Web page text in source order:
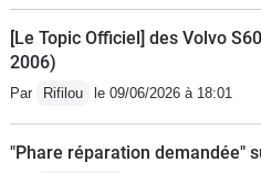
[Le Topic Officiel] des Volvo
2006)
Par Rifilou le 09/06/2026 à 18:01
"Phare réparation demandée"